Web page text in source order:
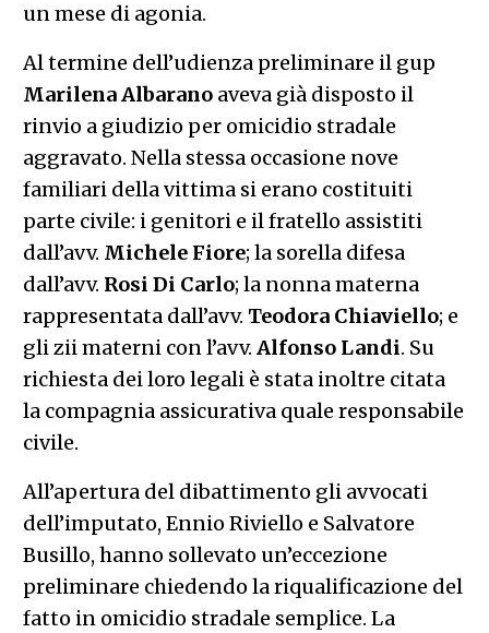
un mese di agonia.
Al termine dell’udienza preliminare il gup
MarilenaAlbaranoaveva già disposto il
rinvio a giudizio per omicidio stradale
aggravato. Nella stessa occasione nove
familiari della vittima si erano costituiti
parte civile: i genitori e il fratello assistiti
dall’avv. Michele Fiore; la sorella difesa
dall’avv. Rosi Di Carlo; la nonna materna
rappresentata dall’avv. Teodora Chiaviello; e
gli zii materni con l’avv. Alfonso Landi. Su
richiesta dei loro legali è stata inoltre citata
la compagnia assicurativa quale responsabile
civile.
All’apertura del dibattimento gli avvocati
dell’imputato, Ennio Riviello e Salvatore
Busillo, hanno sollevato un’eccezione
preliminare chiedendo la riqualificazione del
fatto in omicidio stradale semplice. La